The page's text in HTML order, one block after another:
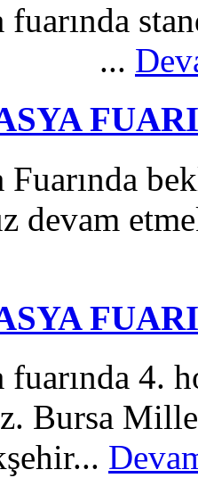
fuarında
...
Fuarında
devam
FUARI
fuarında 4.
Bursa